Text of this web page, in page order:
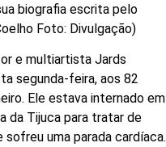
biografia escrita pelo
Foto: Divulgação)
e multiartista Jards
segunda-feira, aos 82
Ele estava internado em
da Tijuca para tratar de
sofreu uma parada cardíaca.